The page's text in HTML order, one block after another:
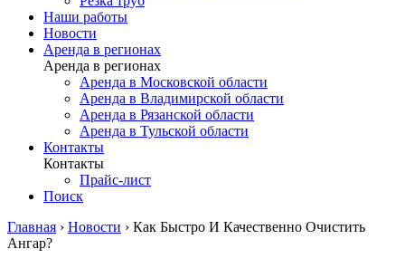
Наши работы
Новости
Аренда в регионах
Аренда в регионах
Аренда в Московской области
Аренда в Владимирской области
Аренда в Рязанской области
Аренда в Тульской области
Контакты
Контакты
Прайс-лист
Поиск
Главная › Новости › Как Быстро И Качественно Очистить
Ангар?